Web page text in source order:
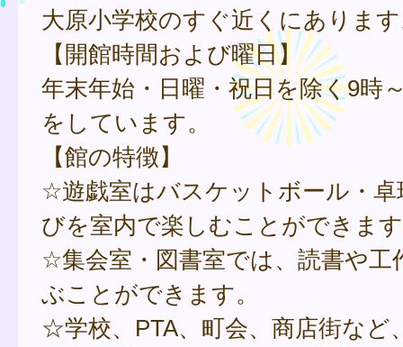
大原小学校のすぐ近くにありま
【開館時間および曜日】
年末年始・日曜・祝日を除く9時
をしています。
【館の特徴】
☆遊戯室はバスケットボール・卓
びを室内で楽しむことができま
☆集会室・図書室では、読書や工
ぶことができます。
☆学校、PTA、町会、商店街など